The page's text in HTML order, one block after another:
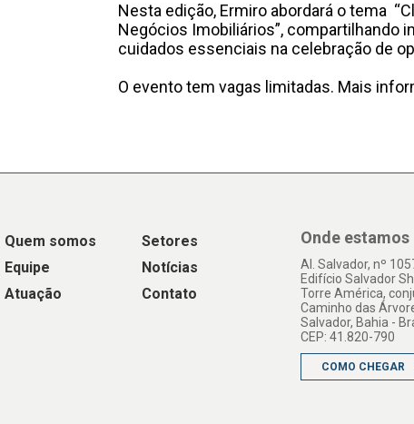
Nesta edição, Ermiro abordará o tema
Negócios Imobiliários”, compartilhando
cuidados essenciais na celebração de
O evento tem vagas limitadas. Mais
Quem somos
Equipe
Atuação
Setores
Notícias
Contato
Onde estamos
Al. Salvador, nº
Edifício Salvador
Torre América,
Caminho das
Salvador, Bahia -
CEP: 41.820-790
COMO CHEGAR